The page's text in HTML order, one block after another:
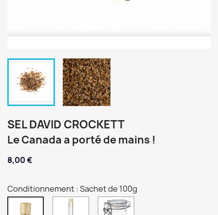
SEL DAVID CROCKETT
Le Canada a porté de mains !
8,00 €
Conditionnement : Sachet de 100g